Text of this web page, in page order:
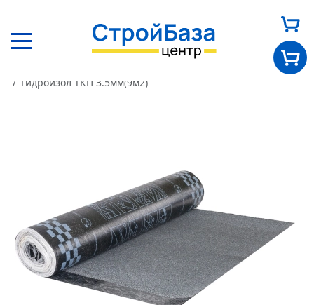
Оплата и доставка
Новости
Гидроизол
Гидроизол ТКП 3.5мм(9м2)